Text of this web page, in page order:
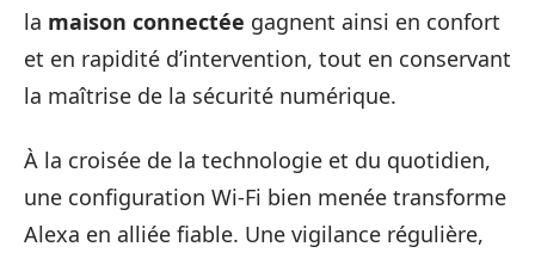
la maison connectée gagnent ainsi en confort
et en rapidité d’intervention, tout en conservant
la maîtrise de la sécurité numérique.
À la croisée de la technologie et du quotidien,
une configuration Wi-Fi bien menée transforme
Alexa en alliée fiable. Une vigilance régulière,